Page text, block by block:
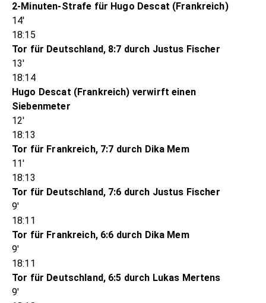
2-Minuten-Strafe für Hugo Descat (Frankreich)
14'
18:15
Tor für Deutschland, 8:7 durch Justus Fischer
13'
18:14
Hugo Descat (Frankreich) verwirft einen
Siebenmeter
12'
18:13
Tor für Frankreich, 7:7 durch Dika Mem
11'
18:13
Tor für Deutschland, 7:6 durch Justus Fischer
9'
18:11
Tor für Frankreich, 6:6 durch Dika Mem
9'
18:11
Tor für Deutschland, 6:5 durch Lukas Mertens
9'